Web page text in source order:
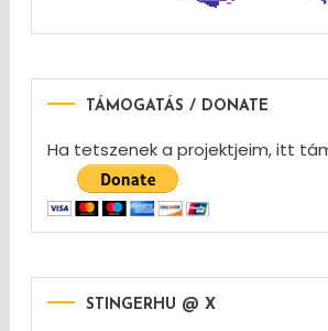
TÁMOGATÁS / DONATE
Ha tetszenek a projektjeim, itt
STINGERHU @ X